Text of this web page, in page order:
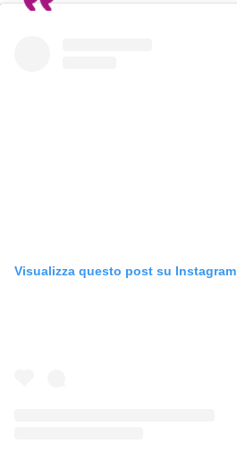
Visualizza questo post su Instagram